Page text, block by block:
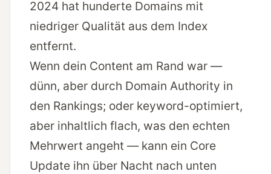
2024 hat hunderte Domains mit
niedriger Qualität aus dem Index
entfernt.
Wenn dein Content am Rand war —
dünn, aber durch Domain Authority in
den Rankings; oder keyword-optimiert,
aber inhaltlich flach, was den echten
Mehrwert angeht — kann ein Core
Update ihn über Nacht nach unten